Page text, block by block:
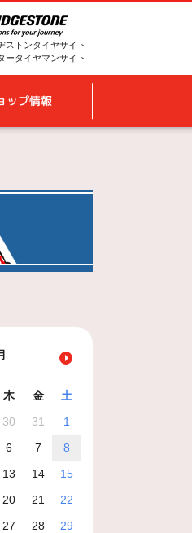
ストンタイヤサイト
ータイヤマンサイト
ップ情報
木 金
土
30 31
1
6 7
8
13 14
15
20 21
22
27 28
29